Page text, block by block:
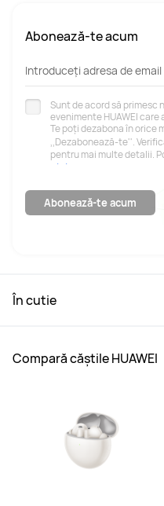
Abonează-te acum
Introduceți adresa de email
Sunt de acord să primesc
evenimente HUAWEI
Te poți dezabona în orice
,,Dezabonează-te''.
pentru mai multe detalii.
aici
Abonează-te acum
În cutie
Compară căștile HUAWEI